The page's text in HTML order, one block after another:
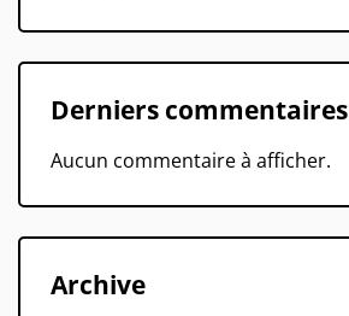
Derniers commentaires
Aucun commentaire à afficher.
Archive